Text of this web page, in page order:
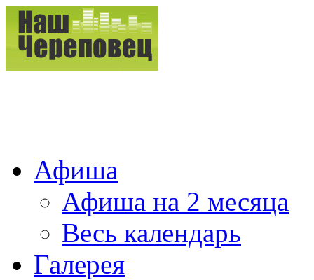
Афиша
Афиша на 2 месяца
Весь календарь
Галерея